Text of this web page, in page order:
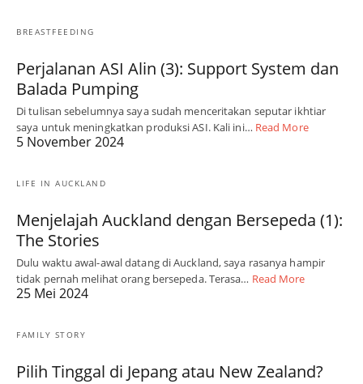
BREASTFEEDING
Perjalanan ASI Alin (3): Support System dan
Balada Pumping
Di tulisan sebelumnya saya sudah menceritakan seputar ikhtiar
saya untuk meningkatkan produksi ASI. Kali ini… Read More
5 November 2024
LIFE IN AUCKLAND
Menjelajah Auckland dengan Bersepeda (1):
The Stories
Dulu waktu awal-awal datang di Auckland, saya rasanya hampir
tidak pernah melihat orang bersepeda. Terasa… Read More
25 Mei 2024
FAMILY STORY
Pilih Tinggal di Jepang atau New Zealand?